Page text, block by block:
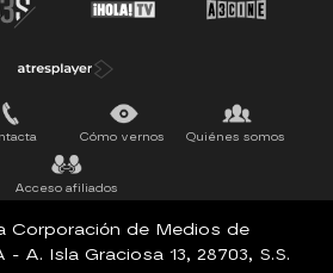
Cómo vernos Quiénes somos
Acceso afiliados
Corporación de Medios de
- A. Isla Graciosa 13, 28703, S.S.